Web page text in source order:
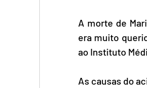
A morte de
era muito
ao Instituto
As causas do